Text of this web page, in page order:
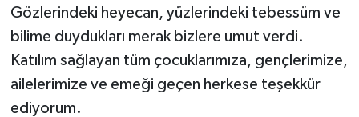
Gözlerindeki heyecan, yüzlerindeki tebessüm ve
bilime duydukları merak bizlere umut verdi.
Katılım sağlayan tüm çocuklarımıza, gençlerimize,
ailelerimize ve emeği geçen herkese teşekkür
ediyorum.